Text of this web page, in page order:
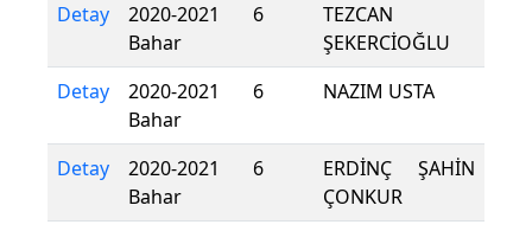
Detay
2020-2021
Bahar
6
TEZCAN
ŞEKERCİOĞLU
Detay
2020-2021
Bahar
6 NAZIM USTA
Detay
2020-2021
Bahar
6
ERDİNÇ ŞAHİN
ÇONKUR